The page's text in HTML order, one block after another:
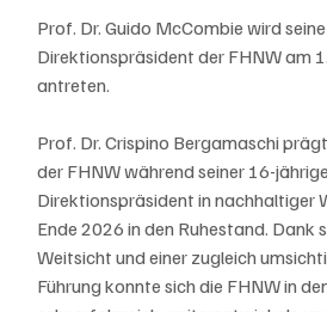
Prof. Dr. Guido McCombie wird
Direktionspräsident der FHNW am
antreten.
Prof. Dr. Crispino Bergamaschi
der FHNW während seiner 16-
Direktionspräsident in nachhaltiger
Ende 2026 in den Ruhestand. Dank
Weitsicht und einer zugleich
Führung konnte sich die FHNW in